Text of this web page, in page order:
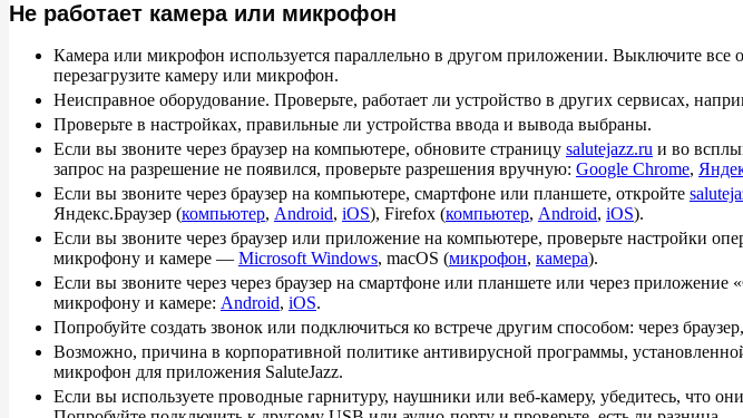
Не работает камера или микрофон
Камера или микрофон используется параллельно в другом приложении. Выключите все
перезагрузите камеру или микрофон.
Неисправное оборудование. Проверьте, работает ли устройство в других сервисах,
Проверьте в настройках, правильные ли устройства ввода и вывода выбраны.
Если вы звоните через браузер на компьютере, обновите страницу salutejazz.ru и во
запрос на разрешение не появился, проверьте разрешения вручную: Google Chrome,
Если вы звоните через браузер на компьютере, смартфоне или планшете, откройте
Яндекс.Браузер (компьютер, Android, iOS), Firefox (компьютер, Android, iOS).
Если вы звоните через браузер или приложение на компьютере, проверьте настройки
микрофону и камере — Microsoft Windows, macOS (микрофон, камера).
Если вы звоните через через браузер на смартфоне или планшете или через
микрофону и камере: Android, iOS.
Попробуйте создать звонок или подключиться ко встрече другим способом: через
Возможно, причина в корпоративной политике антивирусной программы,
микрофон для приложения SaluteJazz.
Если вы используете проводные гарнитуру, наушники или веб-камеру, убедитесь, что